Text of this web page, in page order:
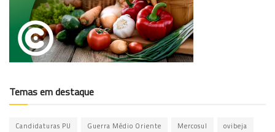
Temas em destaque
Candidaturas PU Guerra Médio Oriente Mercosul ovibeja